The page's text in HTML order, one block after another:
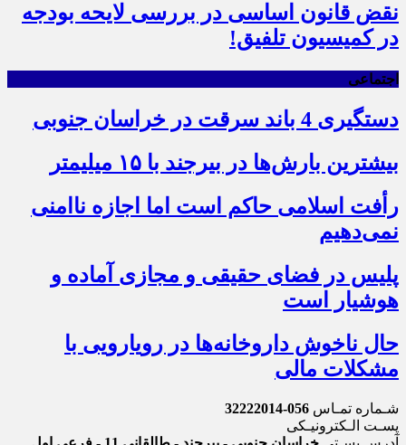
نقض قانون اساسی در بررسی لایحه بودجه
در کمیسیون تلفیق!
اجتماعی
دستگیری 4 باند سرقت در خراسان جنوبی
بیشترین بارش‌ها در بیرجند با ۱۵ میلیمتر
رأفت اسلامی حاکم است اما اجازه ناامنی
نمی‌دهیم
پلیس در فضای حقیقی و مجازی آماده و
هوشیار است
حال ناخوش داروخانه‌ها در رویارویی با
مشکلات مالی
شـماره تمـاس 056-32222014
پسـت الـکترونیـکی